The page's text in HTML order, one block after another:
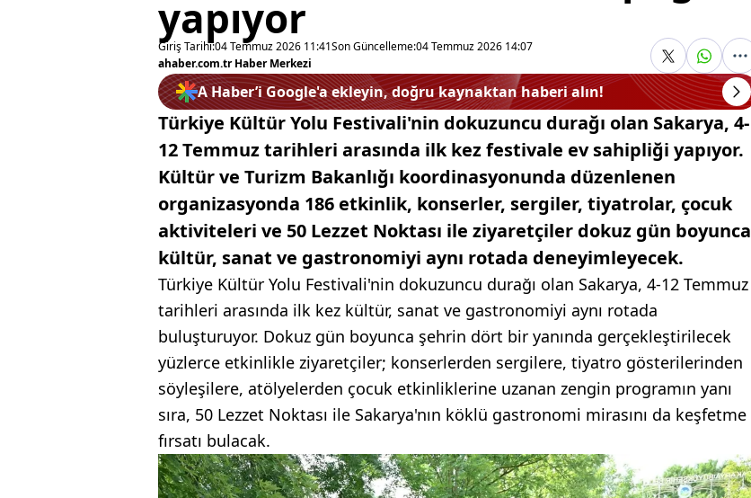
yapıyor
Giriş Tarihi:04 Temmuz 2026 11:41Son Güncelleme:04 Temmuz 2026 14:07
ahaber.com.tr Haber Merkezi
A Haber’i Google'a ekleyin, doğru kaynaktan haberi alın!
Türkiye Kültür Yolu Festivali'nin dokuzuncu durağı olan Sakarya, 4-
12 Temmuz tarihleri arasında ilk kez festivale ev sahipliği yapıyor.
Kültür ve Turizm Bakanlığı koordinasyonunda düzenlenen
organizasyonda 186 etkinlik, konserler, sergiler, tiyatrolar, çocuk
aktiviteleri ve 50 Lezzet Noktası ile ziyaretçiler dokuz gün boyunca
kültür, sanat ve gastronomiyi aynı rotada deneyimleyecek.
Türkiye Kültür Yolu Festivali'nin dokuzuncu durağı olan Sakarya, 4-12 Temmuz
tarihleri arasında ilk kez kültür, sanat ve gastronomiyi aynı rotada
buluşturuyor. Dokuz gün boyunca şehrin dört bir yanında gerçekleştirilecek
yüzlerce etkinlikle ziyaretçiler; konserlerden sergilere, tiyatro gösterilerinden
söyleşilere, atölyelerden çocuk etkinliklerine uzanan zengin programın yanı
sıra, 50 Lezzet Noktası ile Sakarya'nın köklü gastronomi mirasını da keşfetme
fırsatı bulacak.